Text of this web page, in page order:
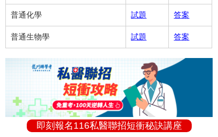
普通化學 試題 答案
普通生物學 試題 答案
即刻報名116私醫聯招短衝秘訣講座